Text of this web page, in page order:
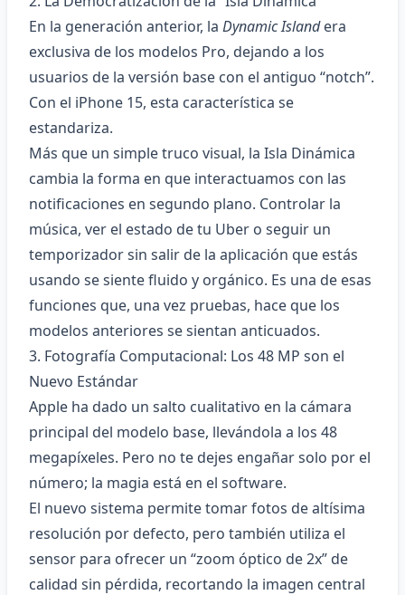
En la generación anterior, la Dynamic Islandera
exclusiva de los modelos Pro, dejando a los
usuarios de la versión base con el antiguo “notch”.
Con el iPhone 15, esta característica se
estandariza.
Más que un simple truco visual, la Isla Dinámica
cambia la forma en que interactuamos con las
notificaciones en segundo plano. Controlar la
música, ver el estado de tu Uber o seguir un
temporizador sin salir de la aplicación que estás
usando se siente fluido y orgánico. Es una de esas
funciones que, una vez pruebas, hace que los
modelos anteriores se sientan anticuados.
3. Fotografía Computacional: Los 48 MP son el
Nuevo Estándar
Apple ha dado un salto cualitativo en la cámara
principal del modelo base, llevándola a los 48
megapíxeles. Pero no te dejes engañar solo por el
número; la magia está en el software.
El nuevo sistema permite tomar fotos de altísima
resolución por defecto, pero también utiliza el
sensor para ofrecer un “zoom óptico de 2x” de
calidad sin pérdida, recortando la imagen central